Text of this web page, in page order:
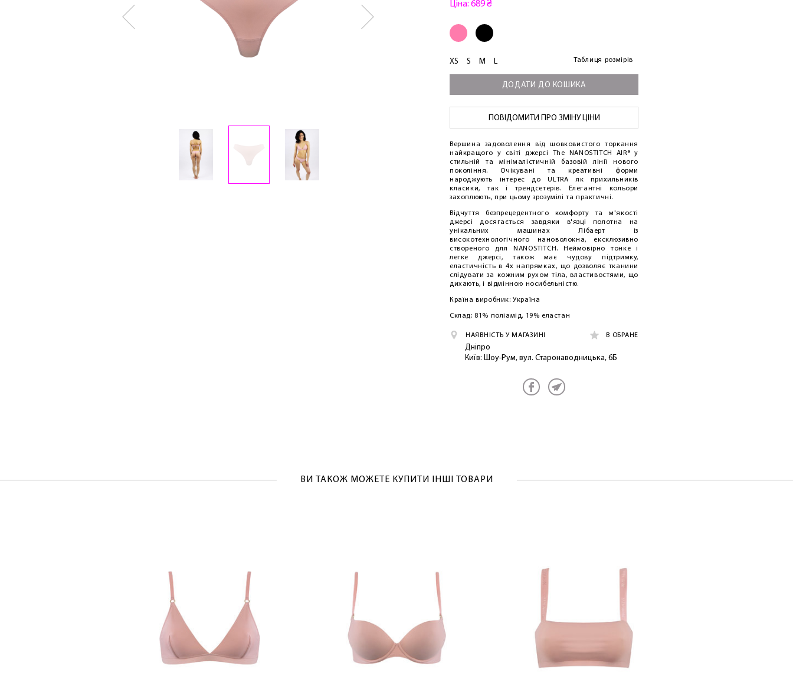
Ціна: 689 ₴
XS S M L Таблиця розмірів
ДОДАТИ ДО КОШИКА
ПОВІДОМИТИ ПРО ЗМІНУ ЦІНИ
Вершина задоволення від шовковистого торкання
найкращого у світі джерсі The NANOSTITCH AIR® у
стильній та мінімалістичній базовій лінії нового
покоління. Очікувані та креативні форми
народжують інтерес до ULTRA як прихильників
класики, так і трендсетерів. Елегантні кольори
захоплюють, при цьому зрозумілі та практичні.
Відчуття безпрецедентного комфорту та м'якості
джерсі досягається завдяки в'язці полотна на
унікальних машинах Лібаерт із
високотехнологічного нановолокна, ексклюзивно
створеного для NANOSTITCH. Неймовірно тонке і
легке джерсі, також має чудову підтримку,
еластичність в 4х напрямках, що дозволяє тканини
слідувати за кожним рухом тіла, властивостями, що
дихають, і відмінною носибельністю.
Країна виробник: Україна
Склад: 81% поліамід, 19% еластан
НАЯВНІСТЬ У МАГАЗИНІ В ОБРАНЕ
Дніпро
Київ: Шоу-Рум, вул. Старонаводницька, 6Б
ВИ ТАКОЖ МОЖЕТЕ КУПИТИ ІНШІ ТОВАРИ